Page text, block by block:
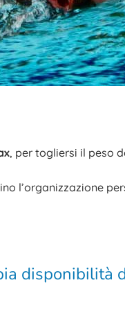
, per togliersi il peso
l’organizzazione
disponibilità